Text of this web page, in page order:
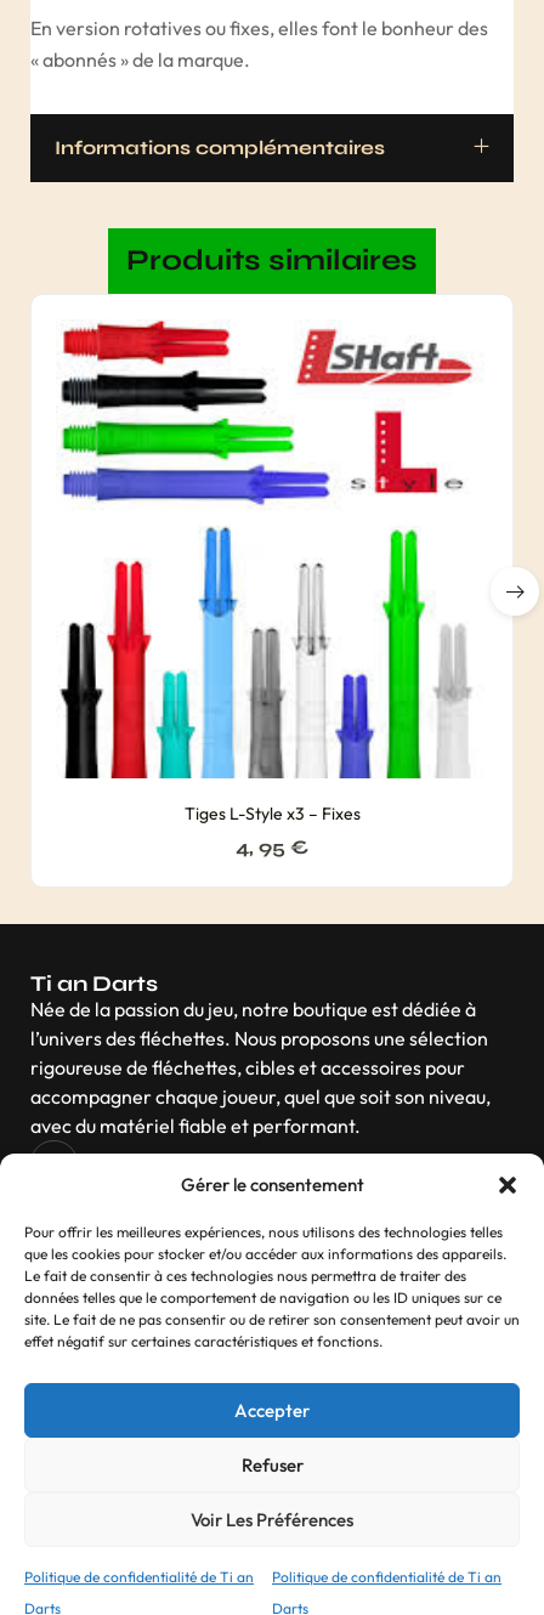
Gérer le consentement
Pour offrir les meilleures expériences, nous utilisons des technologies telles
que les cookies pour stocker et/ou accéder aux informations des appareils.
Le fait de consentir à ces technologies nous permettra de traiter des
données telles que le comportement de navigation ou les ID uniques sur ce
site. Le fait de ne pas consentir ou de retirer son consentement peut avoir un
effet négatif sur certaines caractéristiques et fonctions.
Accepter
Refuser
Voir Les Préférences
Politique de confidentialité de Ti an
Darts
Politique de confidentialité de Ti an
Darts
En version rotatives ou fixes, elles font le bonheur des
« abonnés » de la marque.
Informations complémentaires
Produits similaires
Tiges L-Style x3 – Fixes
4, 95 €
Ti an Darts
Née de la passion du jeu, notre boutique est dédiée à
l’univers des fléchettes. Nous proposons une sélection
rigoureuse de fléchettes, cibles et accessoires pour
accompagner chaque joueur, quel que soit son niveau,
avec du matériel fiable et performant.
Navigation
Contactez-nous
Contact
Refonte réalisé parMyck Digital